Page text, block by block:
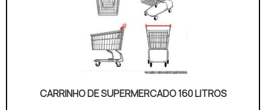
CARRINHO DE SUPERMERCADO 160 LITROS